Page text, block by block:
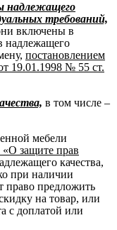
надлежащего
требований,
включены в
надлежащего
постановлением
19.01.1998 № 55 ст.
в том числе –
мебели
«О защите прав
качества,
при наличии
право предложить
на товар, или
с доплатой или